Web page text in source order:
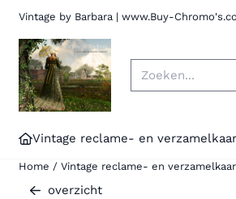
Vintage by Barbara |
Zoeken
Vintage reclame- en
Home / Vintage reclame- en
overzicht